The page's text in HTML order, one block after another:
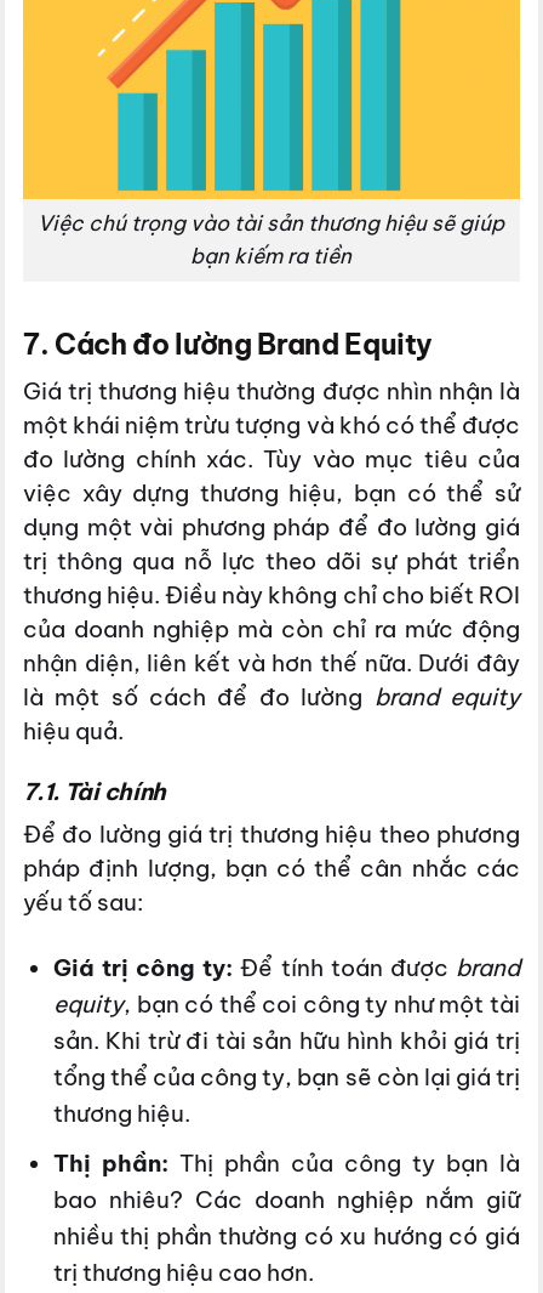
Việc chú trọng vào tài sản thương hiệu sẽ giúp
bạn kiếm ra tiền
7. Cách đo lường Brand Equity
Giá trị thương hiệu thường được nhìn nhận là
một khái niệm trừu tượng và khó có thể được
đo lường chính xác. Tùy vào mục tiêu của
việc xây dựng thương hiệu, bạn có thể sử
dụng một vài phương pháp để đo lường giá
trị thông qua nỗ lực theo dõi sự phát triển
thương hiệu. Điều này không chỉ cho biết ROI
của doanh nghiệp mà còn chỉ ra mức động
nhận diện, liên kết và hơn thế nữa. Dưới đây
là một số cách để đo lường brand equity
hiệu quả.
7.1. Tài chính
Để đo lường giá trị thương hiệu theo phương
pháp định lượng, bạn có thể cân nhắc các
yếu tố sau:
Giá trị công ty: Để tính toán được brand
equity, bạn có thể coi công ty như một tài
sản. Khi trừ đi tài sản hữu hình khỏi giá trị
tổng thể của công ty, bạn sẽ còn lại giá trị
thương hiệu.
Thị phần: Thị phần của công ty bạn là
bao nhiêu? Các doanh nghiệp nắm giữ
nhiều thị phần thường có xu hướng có giá
trị thương hiệu cao hơn.